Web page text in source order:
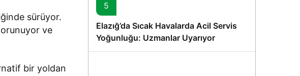
sürüyor.
ve
bir yoldan
5
Elazığ’da Sıcak Havalarda Acil Servis
Yoğunluğu: Uzmanlar Uyarıyor